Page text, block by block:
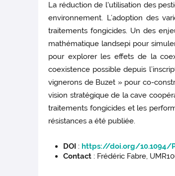
La réduction de l'utilisation des
environnement. L’adoption des
traitements fongicides. Un des
mathématique landsepi pour
pour explorer les effets de la
coexistence possible depuis
vignerons de Buzet » pour co-
vision stratégique de la cave
traitements fongicides et les
résistances a été publiée.
DOI : https://doi.org/10.1094/
Contact : Frédéric Fabre,